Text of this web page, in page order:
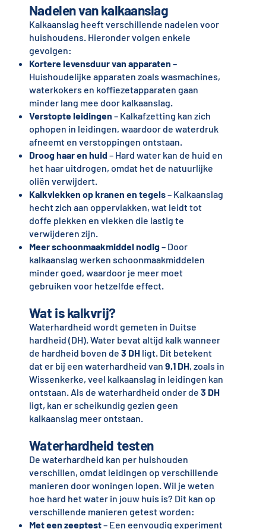
Nadelen van kalkaanslag
Kalkaanslag heeft verschillende nadelen voor
huishoudens. Hieronder volgen enkele
gevolgen:
Kortere levensduur van apparaten –
Huishoudelijke apparaten zoals wasmachines,
waterkokers en koffiezetapparaten gaan
minder lang mee door kalkaanslag.
Verstopte leidingen – Kalkafzetting kan zich
ophopen in leidingen, waardoor de waterdruk
afneemt en verstoppingen ontstaan.
Droog haar en huid – Hard water kan de huid en
het haar uitdrogen, omdat het de natuurlijke
oliën verwijdert.
Kalkvlekken op kranen en tegels– Kalkaanslag
hecht zich aan oppervlakken, wat leidt tot
doffe plekken en vlekken die lastig te
verwijderen zijn.
Meer schoonmaakmiddel nodig– Door
kalkaanslag werken schoonmaakmiddelen
minder goed, waardoor je meer moet
gebruiken voor hetzelfde effect.
Wat is kalkvrij?
Waterhardheid wordt gemeten in Duitse
hardheid (DH). Water bevat altijd kalk wanneer
de hardheid boven de 3 DHligt. Dit betekent
dat er bij een waterhardheid van 9,1 DH, zoals in
Wissenkerke, veel kalkaanslag in leidingen kan
ontstaan. Als de waterhardheid onder de 3 DH
ligt, kan er scheikundig gezien geen
kalkaanslag meer ontstaan.
Waterhardheid testen
De waterhardheid kan per huishouden
verschillen, omdat leidingen op verschillende
manieren door woningen lopen. Wil je weten
hoe hard het water in jouw huis is? Dit kan op
verschillende manieren getest worden:
Met een zeeptest– Een eenvoudig experiment